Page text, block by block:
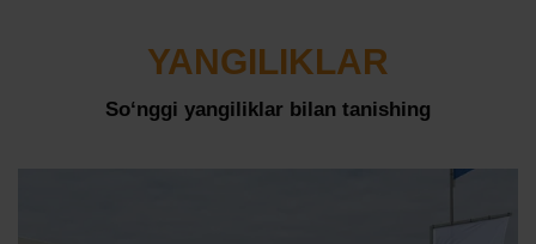
YANGILIKLAR
So‘nggi yangiliklar bilan tanishing